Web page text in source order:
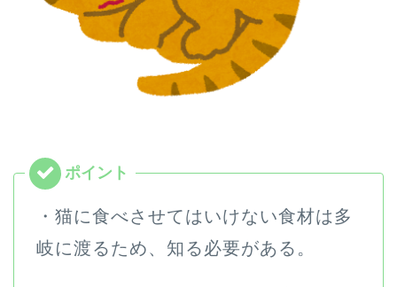
・猫に食べさせてはいけない食材は多
岐に渡るため、知る必要がある。